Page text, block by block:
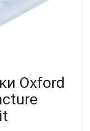
Oxford